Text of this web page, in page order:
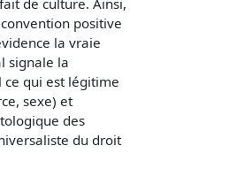
positive
la vraie
signale la
ce qui est légitime
sexe) et
des
du droit